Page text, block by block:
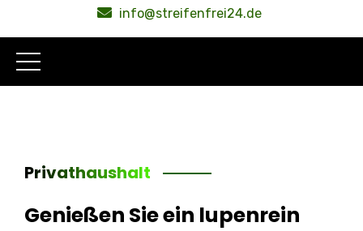
info@streifenfrei24.de
Privathaushalt
Genießen Sie ein lupenrein